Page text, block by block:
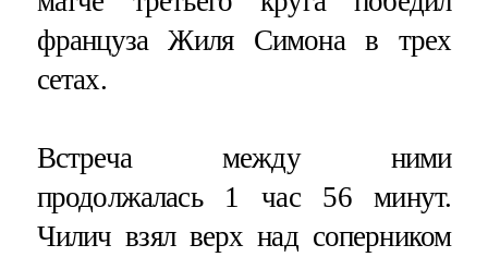
француза Жиля Симона в трех
сетах.
Встреча между ними
продолжалась 1 час 56 минут.
Чилич взял верх над соперником